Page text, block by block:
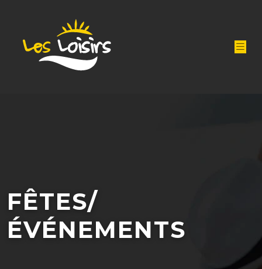
FÊTES/
ÉVÉNEMENTS